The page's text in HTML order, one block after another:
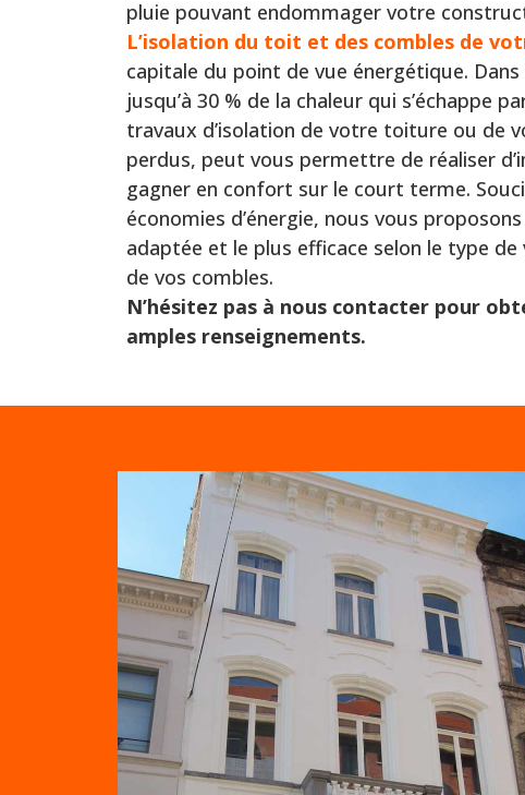
pluie pouvant endommager votre
L’isolation du toit et des combles de
capitale du point de vue énergétique. Dans
jusqu’à 30 % de la chaleur qui s’échappe
travaux d’isolation de votre toiture ou de
perdus, peut vous permettre de réaliser
gagner en confort sur le court terme.
économies d’énergie, nous vous
adaptée et le plus efficace selon le type
de vos combles.
N’hésitez pas à nous contacter pour
amples renseignements.